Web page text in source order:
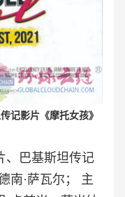
记影片《摩托女孩》
、巴基斯坦传记
南·萨瓦尔； 主